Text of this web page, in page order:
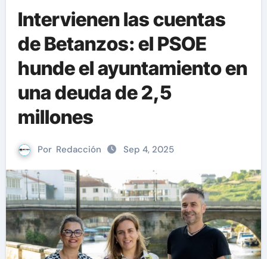
Intervienen las cuentas
de Betanzos: el PSOE
hunde el ayuntamiento en
una deuda de 2,5
millones
Por Redacción Sep 4, 2025